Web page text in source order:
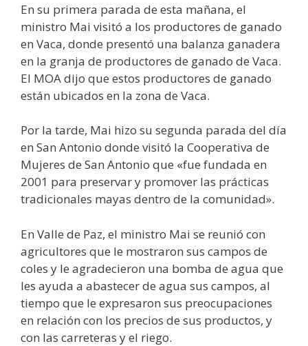
En su primera parada de esta mañana, el
ministro Mai visitó a los productores de ganado
en Vaca, donde presentó una balanza ganadera
en la granja de productores de ganado de Vaca.
El MOA dijo que estos productores de ganado
están ubicados en la zona de Vaca.
Por la tarde, Mai hizo su segunda parada del día
en San Antonio donde visitó la Cooperativa de
Mujeres de San Antonio que «fue fundada en
2001 para preservar y promover las prácticas
tradicionales mayas dentro de la comunidad».
En Valle de Paz, el ministro Mai se reunió con
agricultores que le mostraron sus campos de
coles y le agradecieron una bomba de agua que
les ayuda a abastecer de agua sus campos, al
tiempo que le expresaron sus preocupaciones
en relación con los precios de sus productos, y
con las carreteras y el riego.